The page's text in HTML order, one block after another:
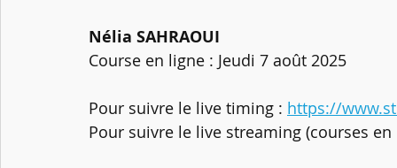
Nélia SAHRAOUI
Course en ligne : Jeudi 7 août 2025
Pour suivre le live timing : https://
Pour suivre le live streaming (courses